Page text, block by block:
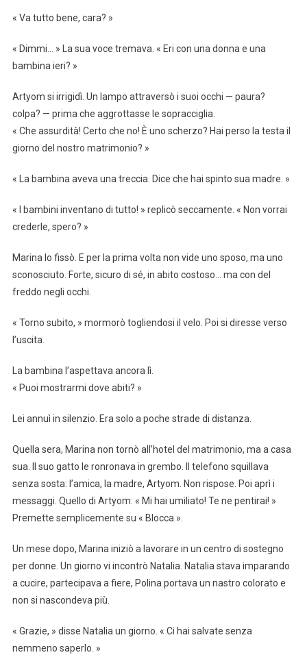
« Va tutto bene, cara? »
« Dimmi… » La sua voce tremava. « Eri con una donna e una
bambina ieri? »
Artyom si irrigidì. Un lampo attraversò i suoi occhi — paura?
colpa? — prima che aggrottasse le sopracciglia.
« Che assurdità! Certo che no! È uno scherzo? Hai perso la testa il
giorno del nostro matrimonio? »
« La bambina aveva una treccia. Dice che hai spinto sua madre. »
« I bambini inventano di tutto! » replicò seccamente. « Non vorrai
crederle, spero? »
Marina lo fissò. E per la prima volta non vide uno sposo, ma uno
sconosciuto. Forte, sicuro di sé, in abito costoso… ma con del
freddo negli occhi.
« Torno subito, » mormorò togliendosi il velo. Poi si diresse verso
l’uscita.
La bambina l’aspettava ancora lì.
« Puoi mostrarmi dove abiti? »
Lei annuì in silenzio. Era solo a poche strade di distanza.
Quella sera, Marina non tornò all’hotel del matrimonio, ma a casa
sua. Il suo gatto le ronronava in grembo. Il telefono squillava
senza sosta: l’amica, la madre, Artyom. Non rispose. Poi aprì i
messaggi. Quello di Artyom: « Mi hai umiliato! Te ne pentirai! »
Premette semplicemente su « Blocca ».
Un mese dopo, Marina iniziò a lavorare in un centro di sostegno
per donne. Un giorno vi incontrò Natalia. Natalia stava imparando
a cucire, partecipava a fiere, Polina portava un nastro colorato e
non si nascondeva più.
« Grazie, » disse Natalia un giorno. « Ci hai salvate senza
nemmeno saperlo. »